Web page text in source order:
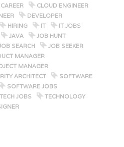
CAREER
CLOUD ENGINEER
DEVELOPER
HIRING IT
IT JOBS
JAVA
JOB HUNT
SEARCH
JOB SEEKER
MANAGER
MANAGER
ARCHITECT
SOFTWARE
SOFTWARE JOBS
TECH JOBS
TECHNOLOGY